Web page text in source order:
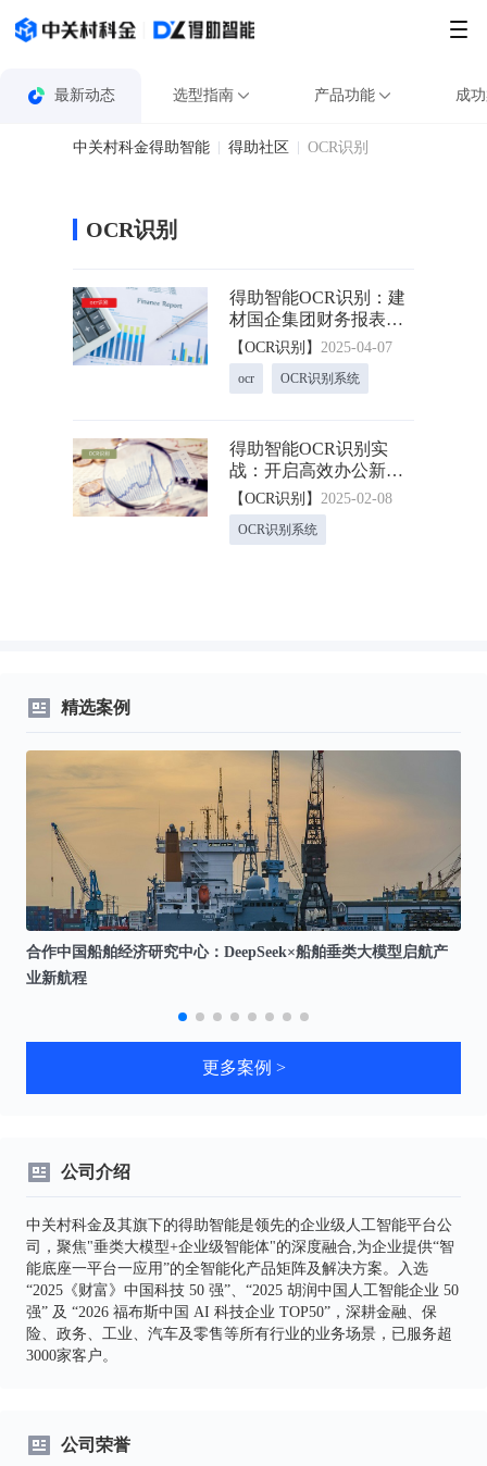
最新动态 选型指南 产品功能 成
中关村科金得助智能 得助社区 OCR识别
OCR识别
得助智能OCR识别：建
材国企集团财务报表分
析的“救星”
【OCR识别】2025-04-07
ocr OCR识别系统
得助智能OCR识别实
战：开启高效办公新大
门
【OCR识别】2025-02-08
OCR识别系统
精选案例
合作中国船舶经济研究中心：DeepSeek×船舶垂类大模型启航产
业新航程
更多案例 >
公司介绍
中关村科金及其旗下的得助智能是领先的企业级人工智能平台公
司，聚焦"垂类大模型+企业级智能体"的深度融合,为企业提供“智
能底座一平台一应用”的全智能化产品矩阵及解决方案。入选
“2025《财富》中国科技 50 强”、“2025 胡润中国人工智能企业 50
强” 及 “2026 福布斯中国 AI 科技企业 TOP50”，深耕金融、保
险、政务、工业、汽车及零售等所有行业的业务场景，已服务超
3000家客户。
公司荣誉